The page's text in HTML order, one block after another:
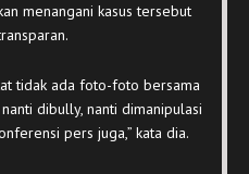
menangani kasus tersebut
tidak ada foto-foto bersama
dibully, nanti dimanipulasi
pers juga,” kata dia.